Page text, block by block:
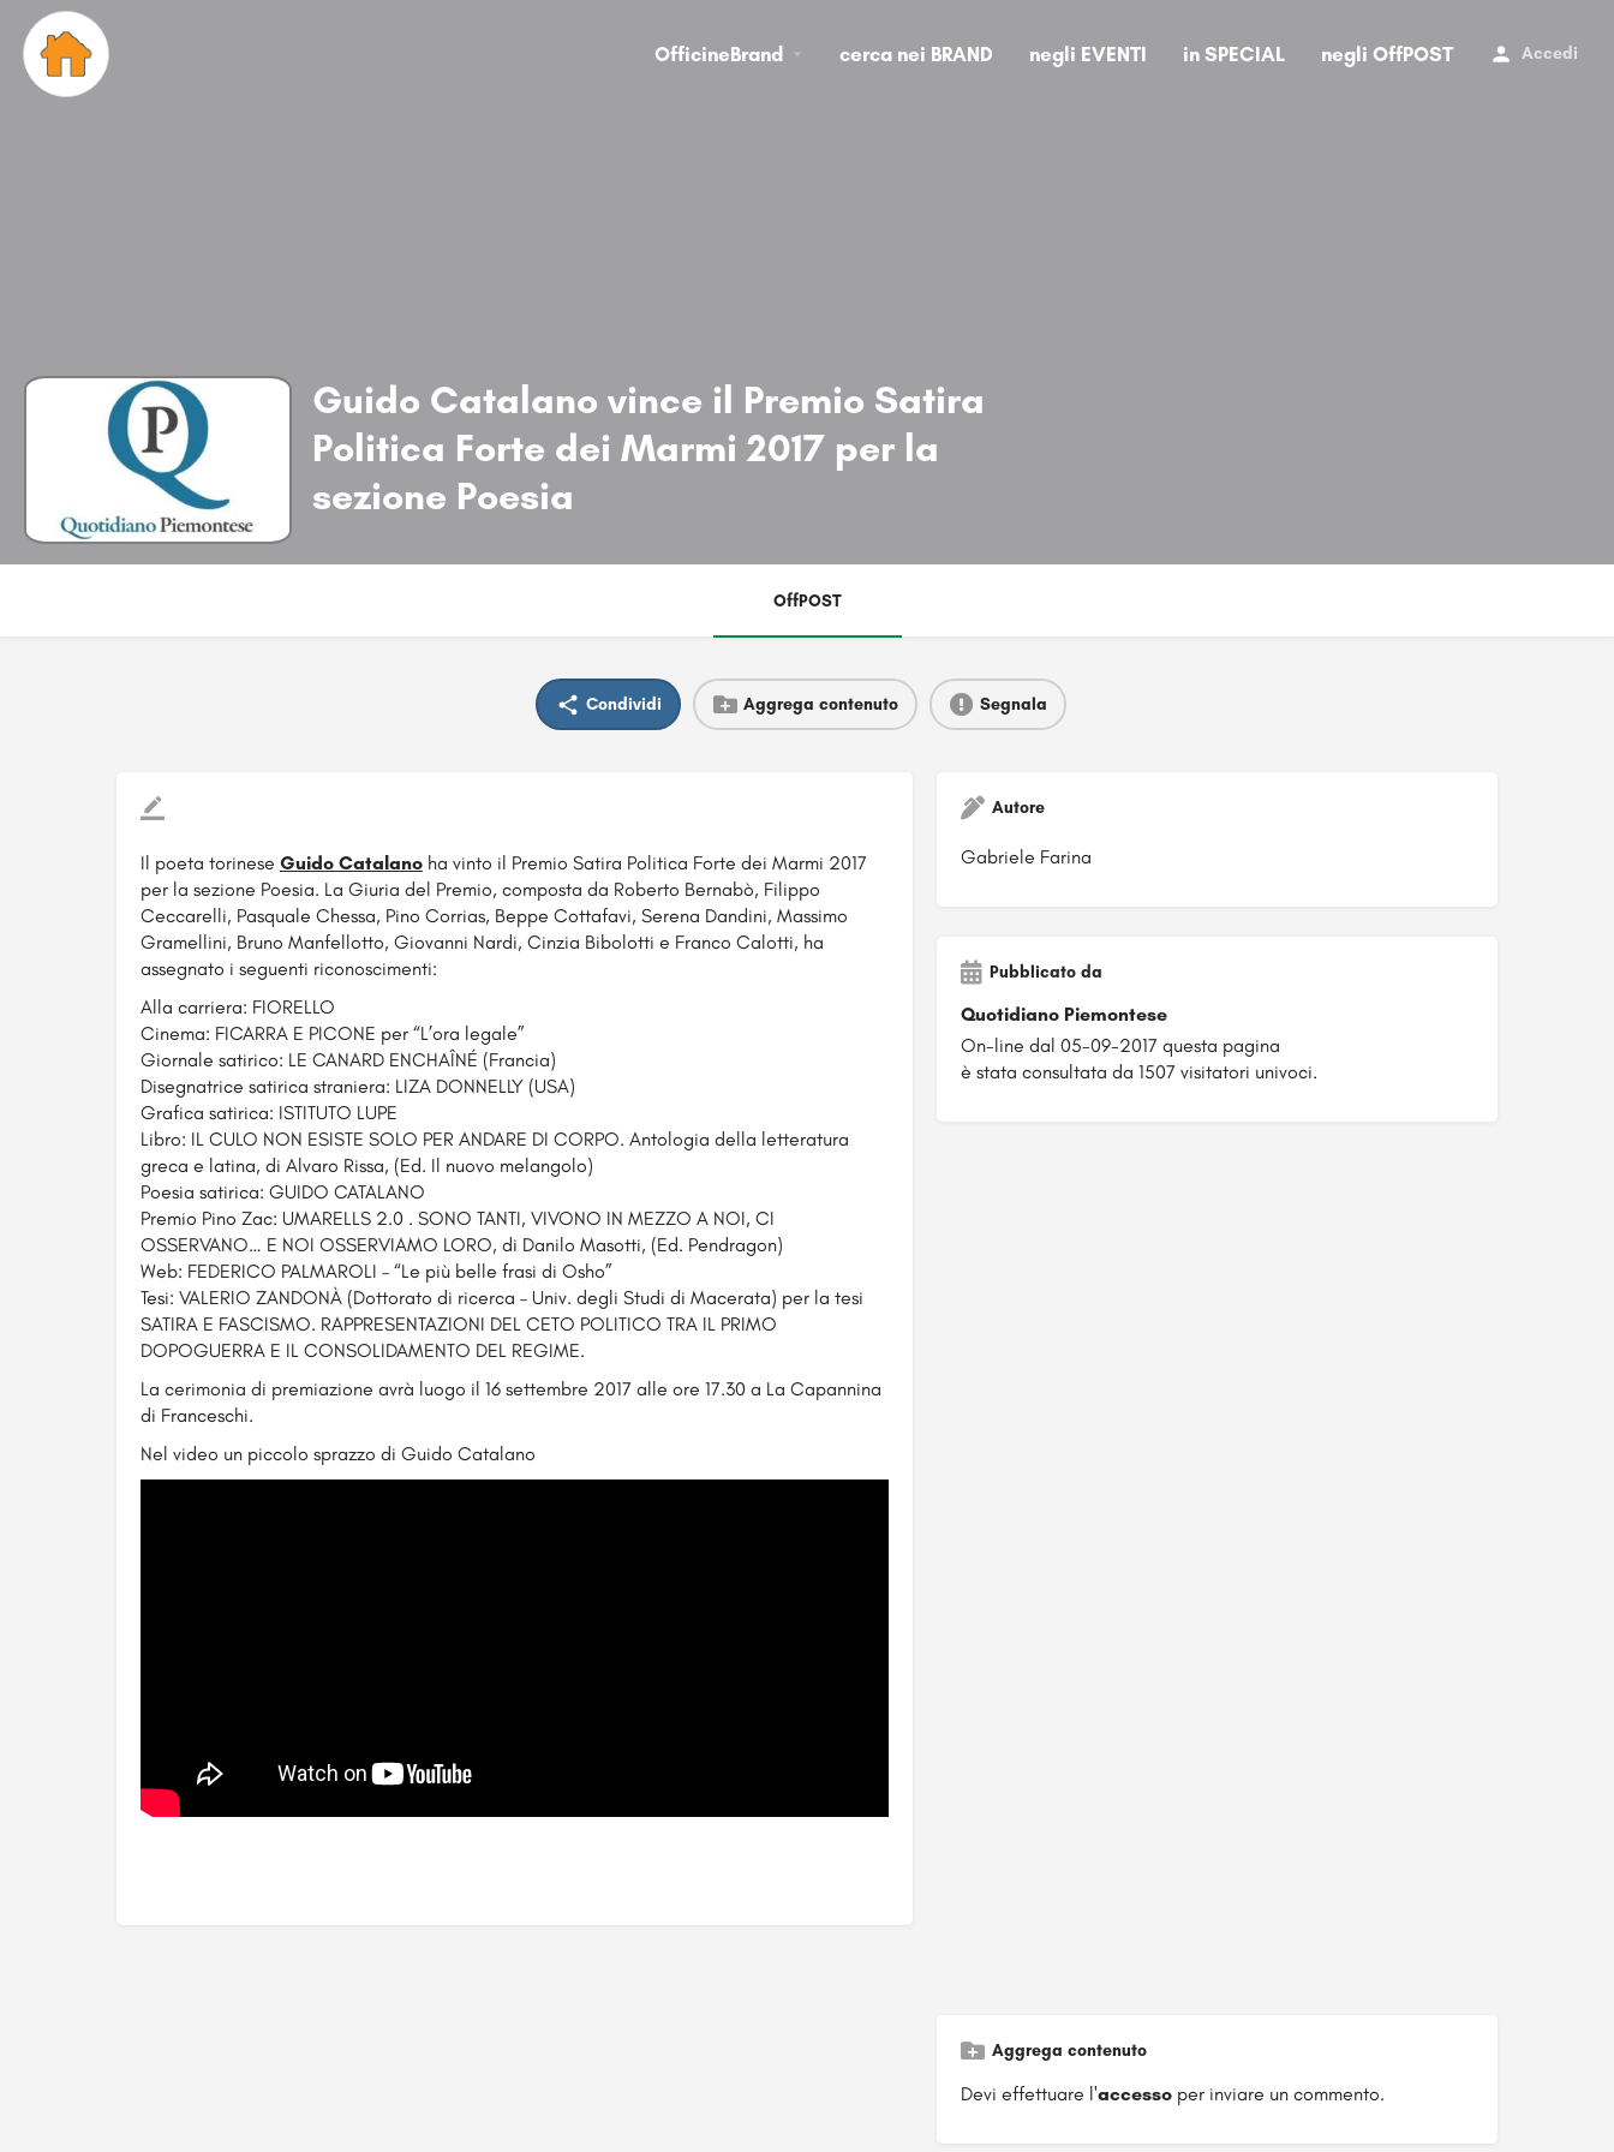
OfficineBrand cerca nei BRAND negli EVENTI in SPECIAL negli OffPOST Accedi
Guido Catalano vince il Premio Satira
Politica Forte dei Marmi 2017 per la
sezione Poesia
OffPOST
Condividi Aggrega contenuto Segnala
Il poeta torinese Guido Catalano ha vinto il Premio Satira Politica Forte dei Marmi 2017
per la sezione Poesia. La Giuria del Premio, composta da Roberto Bernabò, Filippo
Ceccarelli, Pasquale Chessa, Pino Corrias, Beppe Cottafavi, Serena Dandini, Massimo
Gramellini, Bruno Manfellotto, Giovanni Nardi, Cinzia Bibolotti e Franco Calotti, ha
assegnato i seguenti riconoscimenti:
Alla carriera: FIORELLO
Cinema: FICARRA E PICONE per “L’ora legale”
Giornale satirico: LE CANARD ENCHAÎNÉ (Francia)
Disegnatrice satirica straniera: LIZA DONNELLY (USA)
Grafica satirica: ISTITUTO LUPE
Libro: IL CULO NON ESISTE SOLO PER ANDARE DI CORPO. Antologia della letteratura
greca e latina, di Alvaro Rissa, (Ed. Il nuovo melangolo)
Poesia satirica: GUIDO CATALANO
Premio Pino Zac: UMARELLS 2.0 . SONO TANTI, VIVONO IN MEZZO A NOI, CI
OSSERVANO… E NOI OSSERVIAMO LORO, di Danilo Masotti, (Ed. Pendragon)
Web: FEDERICO PALMAROLI – “Le più belle frasi di Osho”
Tesi: VALERIO ZANDONÀ (Dottorato di ricerca – Univ. degli Studi di Macerata) per la tesi
SATIRA E FASCISMO. RAPPRESENTAZIONI DEL CETO POLITICO TRA IL PRIMO
DOPOGUERRA E IL CONSOLIDAMENTO DEL REGIME.
La cerimonia di premiazione avrà luogo il 16 settembre 2017 alle ore 17.30 a La Capannina
di Franceschi.
Nel video un piccolo sprazzo di Guido Catalano
Autore
Gabriele Farina
Pubblicato da
Quotidiano Piemontese
On-line dal 05-09-2017 questa pagina
è stata consultata da 1507 visitatori univoci.
Aggrega contenuto
Devi effettuare l'accessoper inviare un commento.